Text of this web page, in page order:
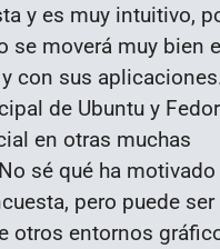
y es muy intuitivo,
se moverá muy bien
con sus
de Ubuntu y
en otras muchas
sé qué ha motivado
pero puede ser
otros entornos